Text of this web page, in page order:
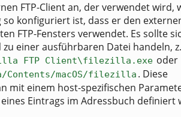
FTP-Client an, der verwendet wird,
konfiguriert ist, dass er den
FTP-Fensters verwendet. Es sollte
einer ausführbaren Datei handeln,
FTP Client\filezilla.exe oder
macOS/filezilla . Diese
mit einem host-spezifischen
Eintrags im Adressbuch definiert